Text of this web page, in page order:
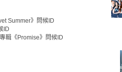
Summer》問候ID
ID
輯《Promise》問候ID